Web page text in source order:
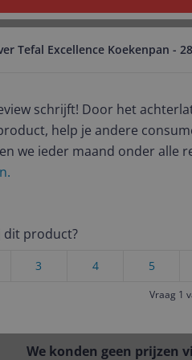
Er zijn geen
Excellence Koekenpan - 28 cm - Zwart -
28 cm -
We konden geen prijzen
Tefal Excellence Koekenpan -
schrijft! Door het
help je andere
we ieder maand onder alle
dit product?
5
4
3
Vraag 1